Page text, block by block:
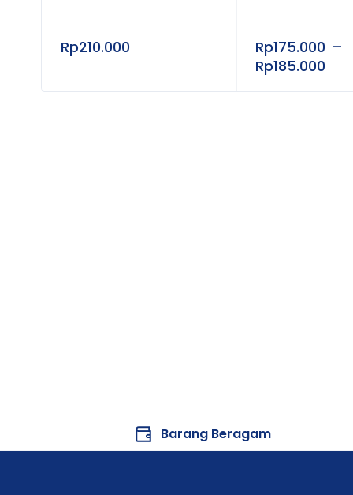
Spesifikasi
Merek BD
Berisi tabung vakum sesuai jumlah dan
Rp210.000 Rp175.000 –
Rp185.000
Barang Beragam